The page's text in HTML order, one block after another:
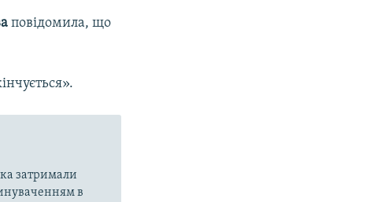
повідомила, що
затримали
в